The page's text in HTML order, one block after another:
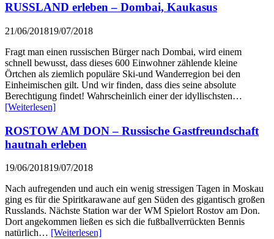
RUSSLAND erleben – Dombai, Kaukasus
21/06/201819/07/2018
Fragt man einen russischen Bürger nach Dombai, wird einem
schnell bewusst, dass dieses 600 Einwohner zählende kleine
Örtchen als ziemlich populäre Ski-und Wanderregion bei den
Einheimischen gilt. Und wir finden, dass dies seine absolute
Berechtigung findet! Wahrscheinlich einer der idyllischsten…
[Weiterlesen]
ROSTOW AM DON – Russische Gastfreundschaft
hautnah erleben
19/06/201819/07/2018
Nach aufregenden und auch ein wenig stressigen Tagen in Moskau
ging es für die Spiritkarawane auf gen Süden des gigantisch großen
Russlands. Nächste Station war der WM Spielort Rostov am Don.
Dort angekommen ließen es sich die fußballverrückten Bennis
natürlich… [Weiterlesen]